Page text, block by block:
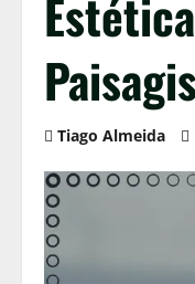
Tiago Almeida